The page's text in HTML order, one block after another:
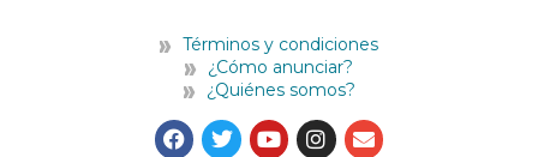
Términos y condiciones
¿Cómo anunciar?
¿Quiénes somos?
a
w
o
n
n